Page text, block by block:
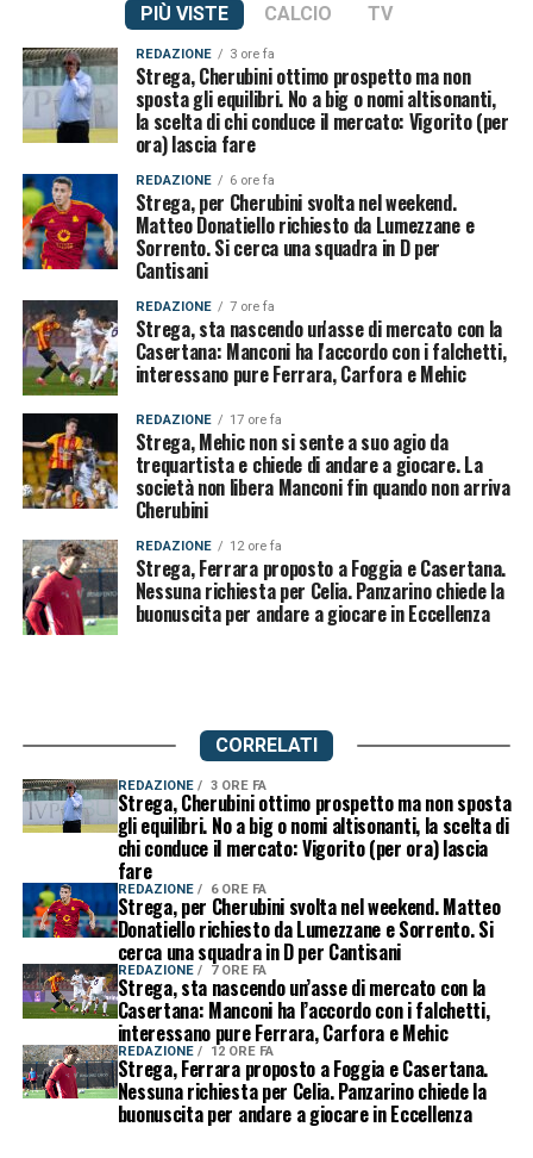
PIÙ VISTE CALCIO TV
REDAZIONE 3 ore fa
Strega, Cherubini ottimo prospetto ma non
sposta gli equilibri. No a big o nomi altisonanti,
la scelta di chi conduce il mercato: Vigorito (per
ora) lascia fare
REDAZIONE 6 ore fa
Strega, per Cherubini svolta nel weekend.
Matteo Donatiello richiesto da Lumezzane e
Sorrento. Si cerca una squadra in D per
Cantisani
REDAZIONE 7 ore fa
Strega, sta nascendo un'asse di mercato con la
Casertana: Manconi ha l'accordo con i falchetti,
interessano pure Ferrara, Carfora e Mehic
REDAZIONE 17 ore fa
Strega, Mehic non si sente a suo agio da
trequartista e chiede di andare a giocare. La
società non libera Manconi fin quando non arriva
Cherubini
REDAZIONE 12 ore fa
Strega, Ferrara proposto a Foggia e Casertana.
Nessuna richiesta per Celia. Panzarino chiede la
buonuscita per andare a giocare in Eccellenza
CORRELATI
REDAZIONE 3 ORE FA
Strega, Cherubini ottimo prospetto ma non sposta
gli equilibri. No a big o nomi altisonanti, la scelta di
chi conduce il mercato: Vigorito (per ora) lascia
fare
REDAZIONE 6 ORE FA
Strega, per Cherubini svolta nel weekend. Matteo
Donatiello richiesto da Lumezzane e Sorrento. Si
cerca una squadra in D per Cantisani
REDAZIONE 7 ORE FA
Strega, sta nascendo un’asse di mercato con la
Casertana: Manconi ha l’accordo con i falchetti,
interessano pure Ferrara, Carfora e Mehic
REDAZIONE 12 ORE FA
Strega, Ferrara proposto a Foggia e Casertana.
Nessuna richiesta per Celia. Panzarino chiede la
buonuscita per andare a giocare in Eccellenza